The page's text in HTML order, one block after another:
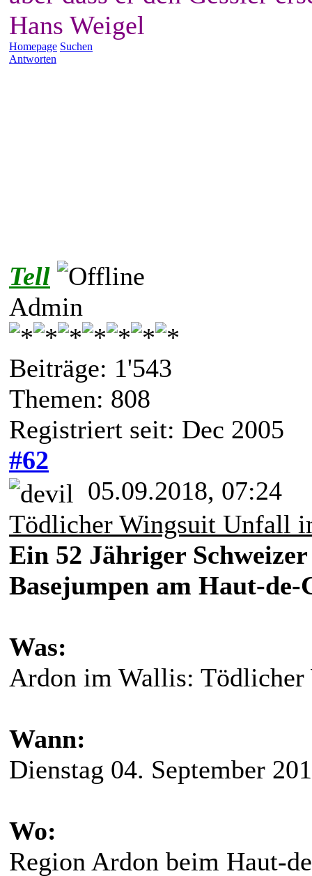
Hans Weigel
Homepage Suchen
Antworten
Tell
Admin
Beiträge: 1'543
Themen: 808
Registriert seit: Dec 2005
#62
05.09.2018, 07:24
Tödlicher Wingsuit Unfall
Ein 52 Jähriger
Basejumpen am Haut-de-
Was:
Ardon im Wallis:
Wann:
Dienstag 04. September
Wo:
Region Ardon beim Haut-